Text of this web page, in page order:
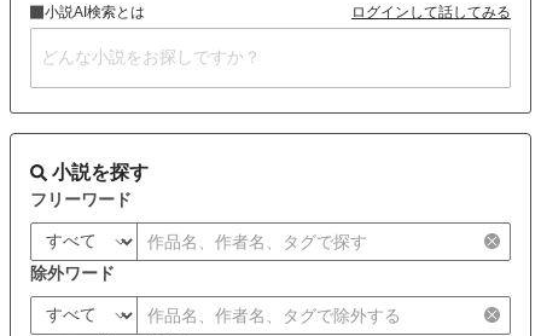
小説AI検索とは ログインして話してみる
小説を探す
フリーワード
除外ワード